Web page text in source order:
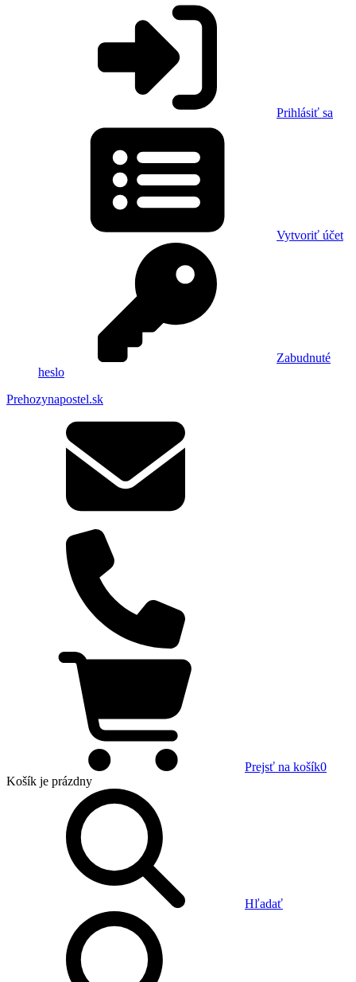
Prihlásiť sa
Vytvoriť účet
Zabudnuté
heslo
Prehozynapostel.sk
Prejsť na košík0
Košík je prázdny
Hľadať